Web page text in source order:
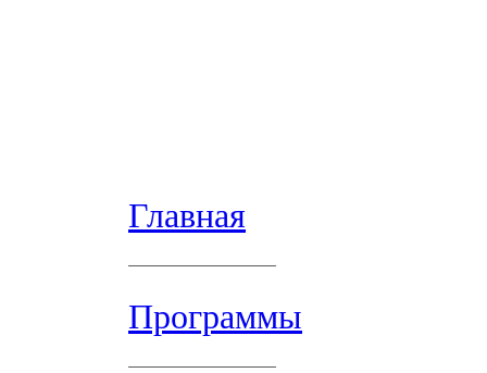
Главная
Программы